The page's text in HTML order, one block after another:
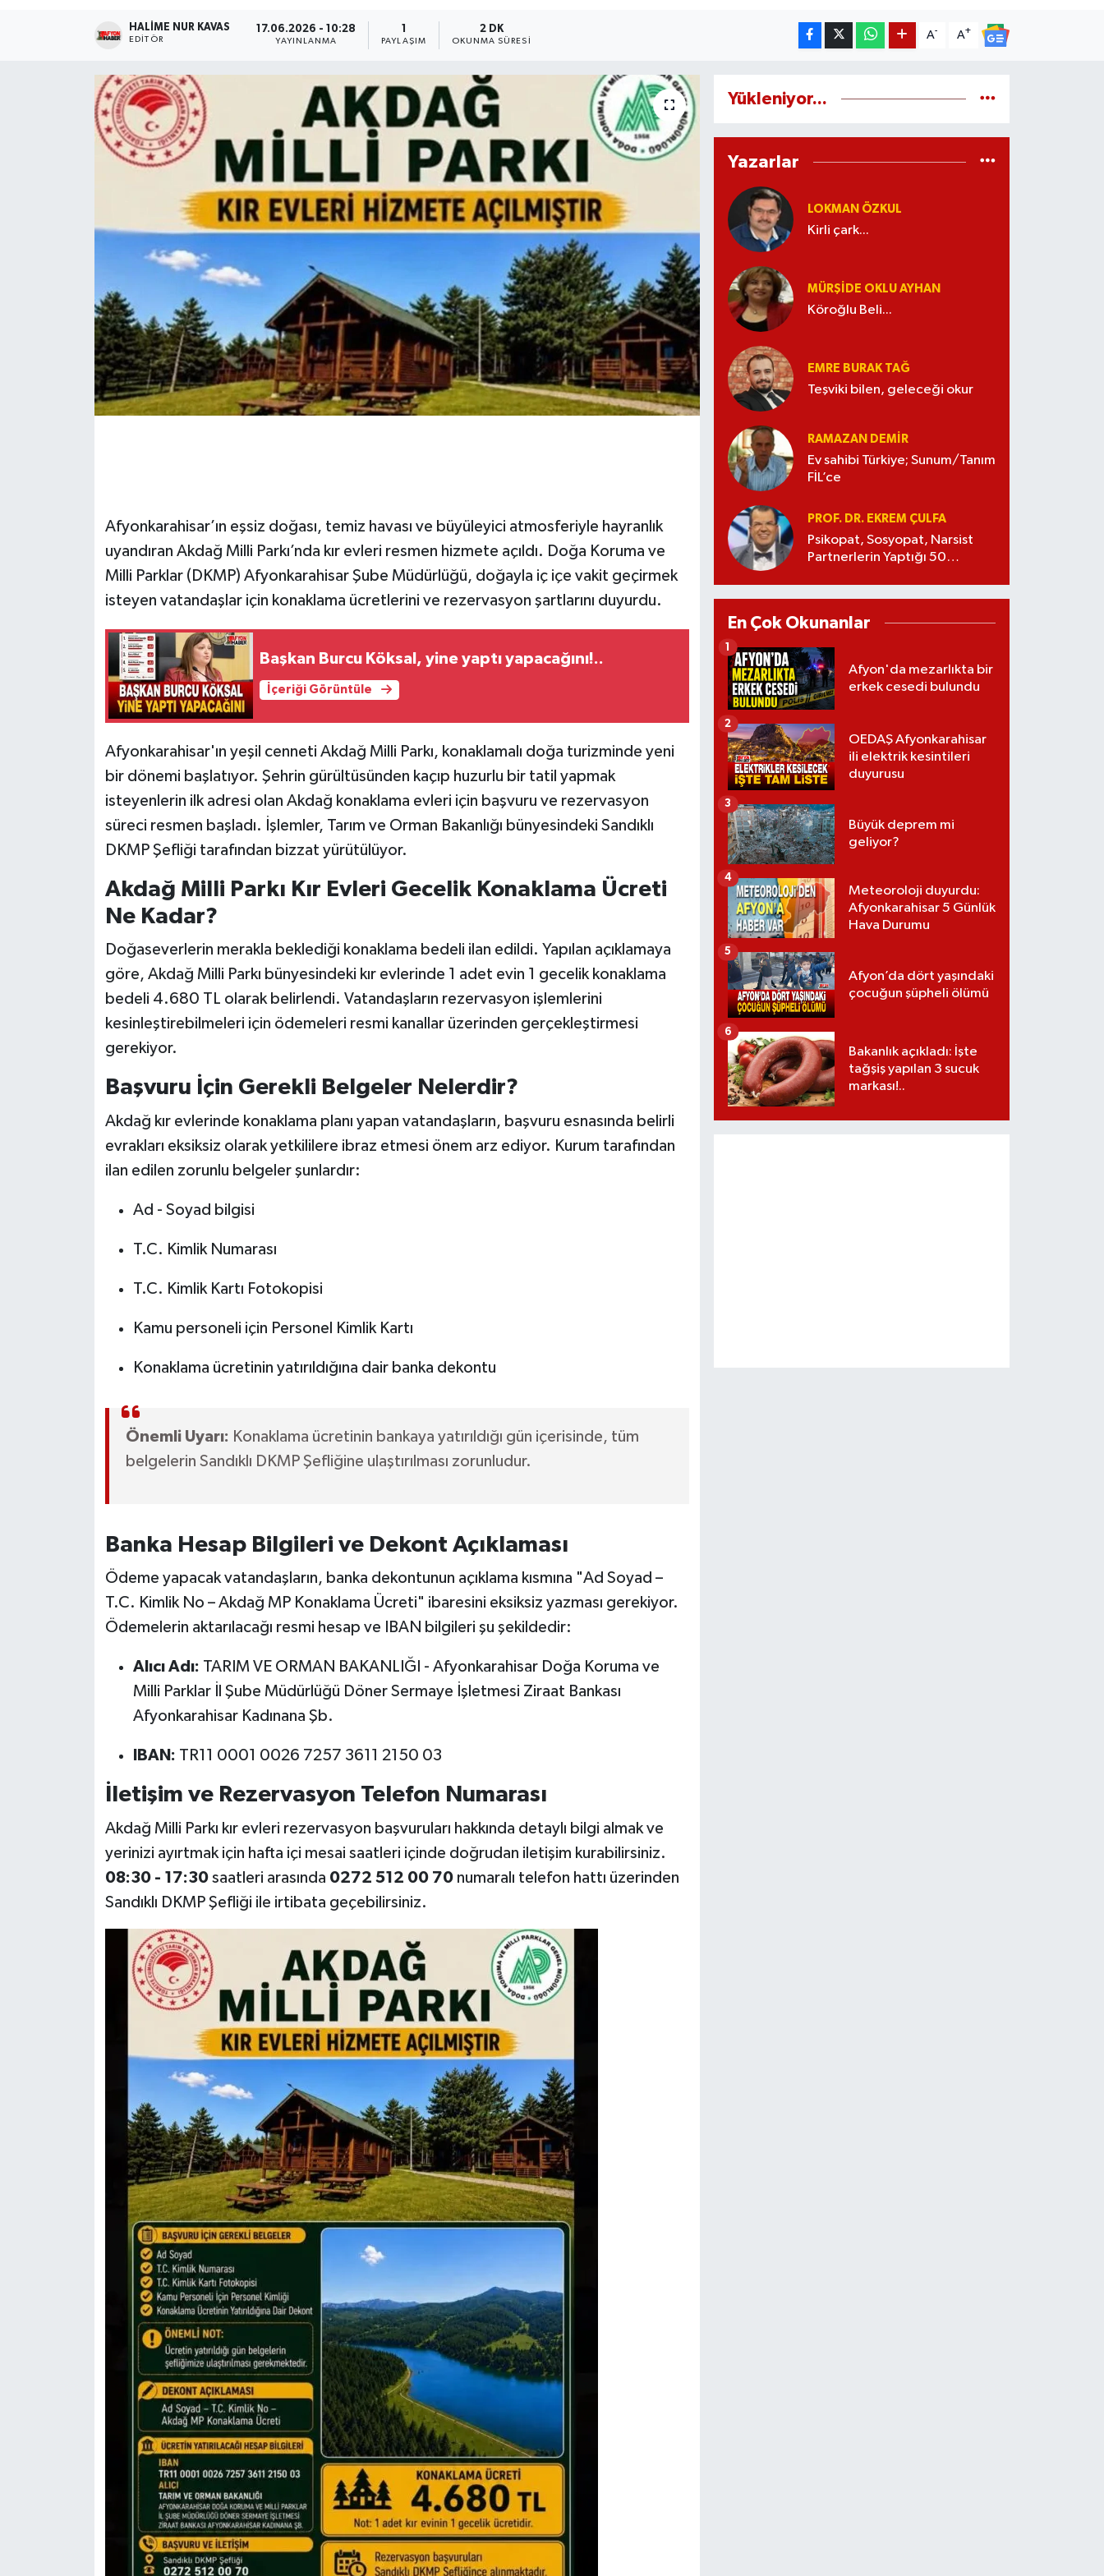
HALIME NUR KAVAS
EDITÖR
17.06.2026 - 10:28
YAYINLANMA PAYLAŞIM
2 DK
OKUNMA SÜRESI
A- A+
Afyonkarahisar’ın eşsiz doğası, temiz havası ve büyüleyici atmosferiyle hayranlık
uyandıran Akdağ Milli Parkı’nda kır evleri resmen hizmete açıldı. Doğa Koruma ve
Milli Parklar (DKMP) Afyonkarahisar Şube Müdürlüğü, doğayla iç içe vakit geçirmek
isteyen vatandaşlar için konaklama ücretlerini ve rezervasyon şartlarını duyurdu.
Başkan Burcu Köksal, yine yaptı yapacağını!..
İçeriği Görüntüle
Afyonkarahisar'ın yeşil cenneti Akdağ Milli Parkı, konaklamalı doğa turizminde yeni
bir dönemi başlatıyor. Şehrin gürültüsünden kaçıp huzurlu bir tatil yapmak
isteyenlerin ilk adresi olan Akdağ konaklama evleri için başvuru ve rezervasyon
süreci resmen başladı. İşlemler, Tarım ve Orman Bakanlığı bünyesindeki Sandıklı
DKMP Şefliği tarafından bizzat yürütülüyor.
Akdağ Milli Parkı Kır Evleri Gecelik Konaklama Ücreti
Ne Kadar?
Doğaseverlerin merakla beklediği konaklama bedeli ilan edildi. Yapılan açıklamaya
göre, Akdağ Milli Parkı bünyesindeki kır evlerinde 1 adet evin 1 gecelik konaklama
bedeli 4.680 TL olarak belirlendi. Vatandaşların rezervasyon işlemlerini
kesinleştirebilmeleri için ödemeleri resmi kanallar üzerinden gerçekleştirmesi
gerekiyor.
Başvuru İçin Gerekli Belgeler Nelerdir?
Akdağ kır evlerinde konaklama planı yapan vatandaşların, başvuru esnasında belirli
evrakları eksiksiz olarak yetkililere ibraz etmesi önem arz ediyor. Kurum tarafından
ilan edilen zorunlu belgeler şunlardır:
Ad - Soyad bilgisi
T.C. Kimlik Numarası
T.C. Kimlik Kartı Fotokopisi
Kamu personeli için Personel Kimlik Kartı
Konaklama ücretinin yatırıldığına dair banka dekontu
Önemli Uyarı: Konaklama ücretinin bankaya yatırıldığı gün içerisinde, tüm
belgelerin Sandıklı DKMP Şefliğine ulaştırılması zorunludur.
Banka Hesap Bilgileri ve Dekont Açıklaması
Ödeme yapacak vatandaşların, banka dekontunun açıklama kısmına "Ad Soyad –
T.C. Kimlik No – Akdağ MP Konaklama Ücreti" ibaresini eksiksiz yazması gerekiyor.
Ödemelerin aktarılacağı resmi hesap ve IBAN bilgileri şu şekildedir:
Alıcı Adı: TARIM VE ORMAN BAKANLIĞI - Afyonkarahisar Doğa Koruma ve
Milli Parklar İl Şube Müdürlüğü Döner Sermaye İşletmesi Ziraat Bankası
Afyonkarahisar Kadınana Şb.
IBAN: TR11 0001 0026 7257 3611 2150 03
İletişim ve Rezervasyon Telefon Numarası
Akdağ Milli Parkı kır evleri rezervasyon başvuruları hakkında detaylı bilgi almak ve
yerinizi ayırtmak için hafta içi mesai saatleri içinde doğrudan iletişim kurabilirsiniz.
08:30 - 17:30saatleri arasında 0272 512 00 70numaralı telefon hattı üzerinden
Sandıklı DKMP Şefliği ile irtibata geçebilirsiniz.
Yükleniyor...
Yazarlar
LOKMAN ÖZKUL
Kirli çark...
MÜRŞIDE OKLU AYHAN
Köroğlu Beli...
EMRE BURAK TAĞ
Teşviki bilen, geleceği okur
RAMAZAN DEMİR
Ev sahibi Türkiye; Sunum/Tanım
FİL’ce
PROF. DR. EKREM ÇULFA
Psikopat, Sosyopat, Narsist
Partnerlerin Yaptığı 50
En Çok Okunanlar
Afyon'da mezarlıkta bir
erkek cesedi bulundu
1
OEDAŞ Afyonkarahisar
ili elektrik kesintileri
duyurusu
2
Büyük deprem mi
geliyor?
3
Meteoroloji duyurdu:
Afyonkarahisar 5 Günlük
Hava Durumu
4
Afyon’da dört yaşındaki
çocuğun şüpheli ölümü
5
Bakanlık açıkladı: İşte
tağşiş yapılan 3 sucuk
markası!..
6
Magazin